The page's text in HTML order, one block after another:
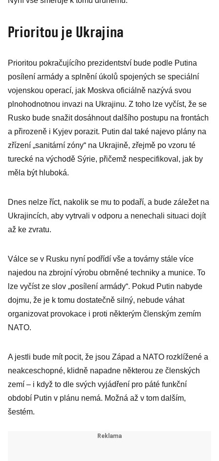
Prioritou je Ukrajina
Prioritou pokračujícího prezidentství bude podle Putina
posílení armády a splnění úkolů spojených se speciální
vojenskou operací, jak Moskva oficiálně nazývá svou
plnohodnotnou invazi na Ukrajinu. Z toho lze vyčíst, že se
Rusko bude snažit dosáhnout dalšího postupu na frontách
a přirozeně i Kyjev porazit. Putin dal také najevo plány na
zřízení „sanitární zóny“ na Ukrajině, zřejmě po vzoru té
turecké na východě Sýrie, přičemž nespecifikoval, jak by
měla být hluboká.
Dnes nelze říct, nakolik se mu to podaří, a bude záležet na
Ukrajincích, aby vytrvali v odporu a nenechali situaci dojít
až ke zvratu.
Válce se v Rusku nyní podřídí vše a továrny stále více
najedou na zbrojní výrobu obrněné techniky a munice. To
lze vyčíst ze slov „posílení armády“. Pokud Putin nabyde
dojmu, že je k tomu dostatečně silný, nebude váhat
organizovat provokace i proti některým členským zemím
NATO.
A jestli bude mít pocit, že jsou Západ a NATO rozklížené a
neakceschopné, klidně napadne některou ze členských
zemí – i když to dle svých vyjádření pro páté funkční
období Putin v plánu nemá. Možná až v tom dalším,
šestém.